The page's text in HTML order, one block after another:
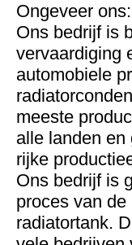
Ongeveer ons:
Ons bedrijf is
vervaardiging
automobiele
meeste
alle landen en
rijke
Ons bedrijf is
proces van
radiatortank.